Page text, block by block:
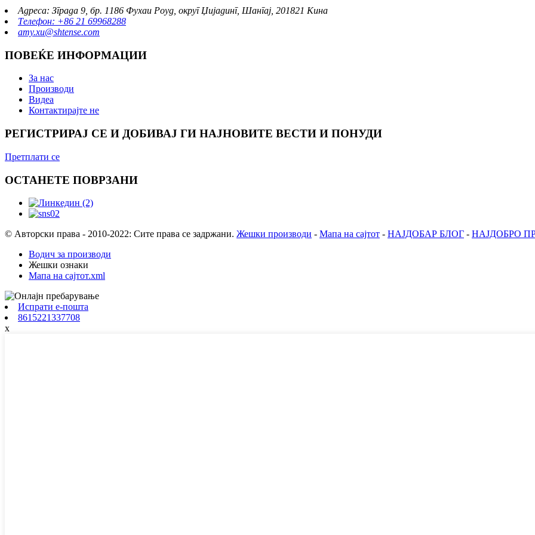
Адреса: Зграда 9, бр. 1186 Фухаи Роуд, округ Џијадинг, Шангај, 201821 Кина
Телефон: +86 21 69968288
amy.xu@shtense.com
ПОВЕЌЕ ИНФОРМАЦИИ
За нас
Производи
Видеа
Контактирајте не
РЕГИСТРИРАЈ СЕ И ДОБИВАЈ ГИ НАЈНОВИТЕ ВЕСТИ И ПОНУДИ
Претплати се
ОСТАНЕТЕ ПОВРЗАНИ
© Авторски права - 2010-2022: Сите права се задржани. Жешки производи - Мапа на сајтот - НАЈДОБАР БЛОГ - НАЈДОБРО
Водич за производи
Жешки ознаки
Мапа на сајтот.xml
Испрати е-пошта
8615221337708
x